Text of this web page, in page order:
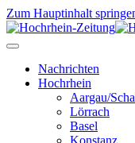
Zum Hauptinhalt
Nachrichten
Hochrhein
Aargau/
Lörrach
Basel
Konstanz